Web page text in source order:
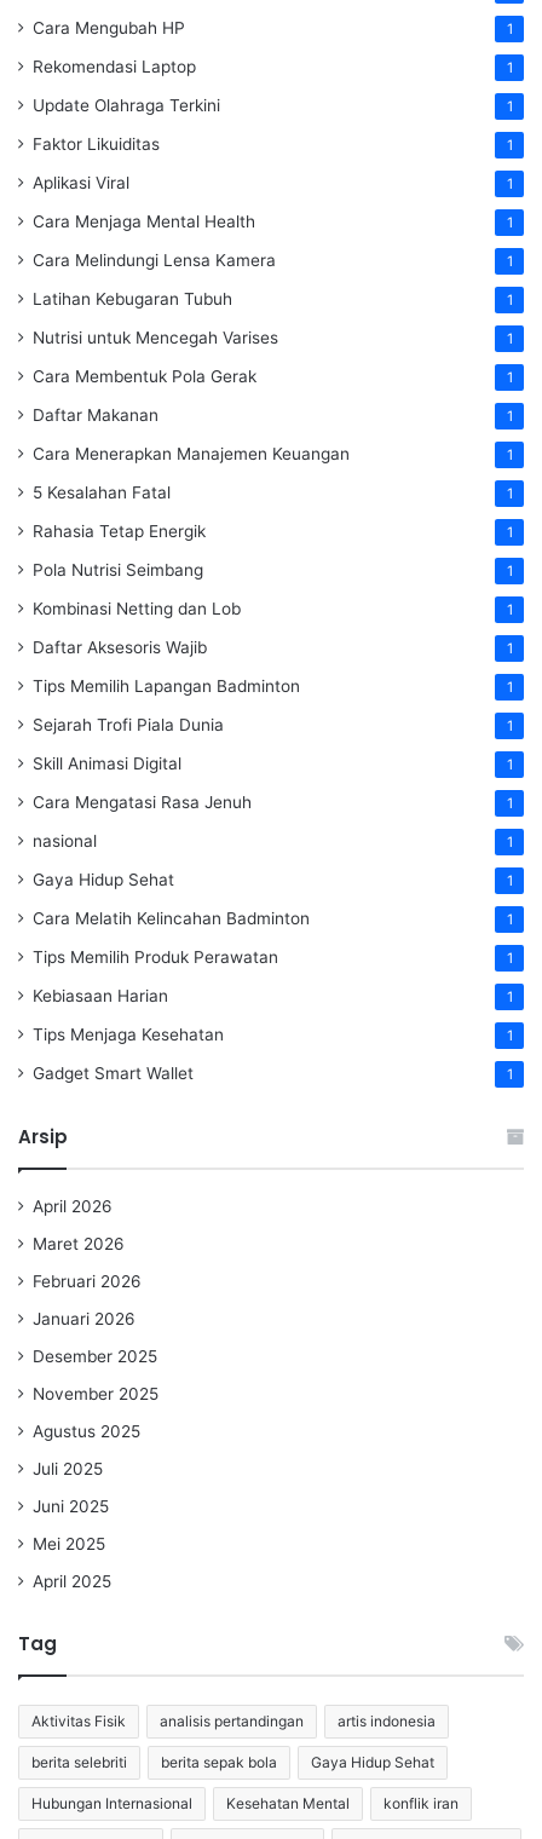
Cara Mengubah HP 1
Rekomendasi Laptop 1
Update Olahraga Terkini 1
Faktor Likuiditas 1
Aplikasi Viral 1
Cara Menjaga Mental Health 1
Cara Melindungi Lensa Kamera 1
Latihan Kebugaran Tubuh 1
Nutrisi untuk Mencegah Varises 1
Cara Membentuk Pola Gerak 1
Daftar Makanan 1
Cara Menerapkan Manajemen Keuangan 1
5 Kesalahan Fatal 1
Rahasia Tetap Energik 1
Pola Nutrisi Seimbang 1
Kombinasi Netting dan Lob 1
Daftar Aksesoris Wajib 1
Tips Memilih Lapangan Badminton 1
Sejarah Trofi Piala Dunia 1
Skill Animasi Digital 1
Cara Mengatasi Rasa Jenuh 1
nasional 1
Gaya Hidup Sehat 1
Cara Melatih Kelincahan Badminton 1
Tips Memilih Produk Perawatan 1
Kebiasaan Harian 1
Tips Menjaga Kesehatan 1
Gadget Smart Wallet 1
Arsip
April 2026
Maret 2026
Februari 2026
Januari 2026
Desember 2025
November 2025
Agustus 2025
Juli 2025
Juni 2025
Mei 2025
April 2025
Tag
Aktivitas Fisik analisis pertandingan artis indonesia
berita selebriti berita sepak bola Gaya Hidup Sehat
Hubungan Internasional Kesehatan Mental konflik iran